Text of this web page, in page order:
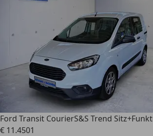
Ford Transit CourierS&S Trend
€ 11.4501